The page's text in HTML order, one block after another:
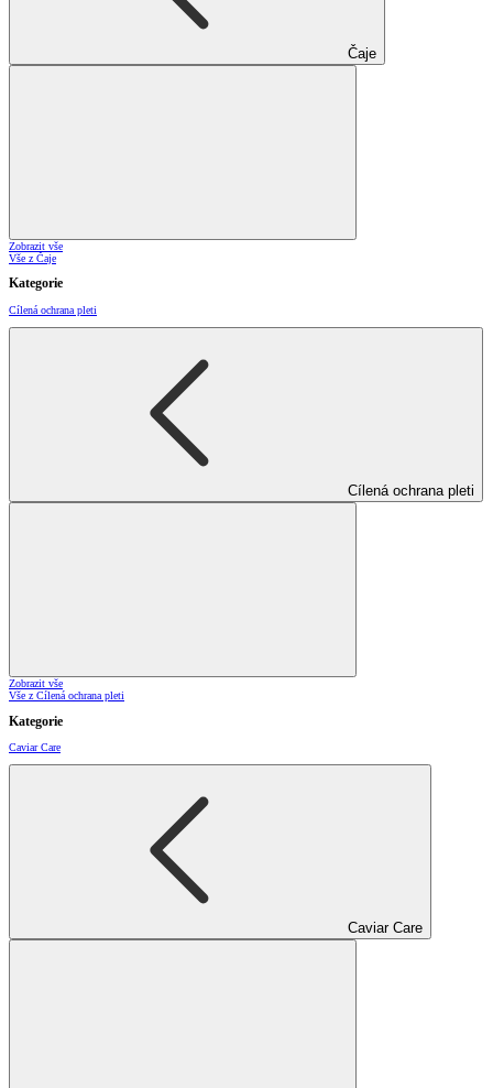
Čaje
Zobrazit vše
Vše z Čaje
Kategorie
Cílená ochrana pleti
Cílená ochrana pleti
Zobrazit vše
Vše z Cílená ochrana pleti
Kategorie
Caviar Care
Caviar Care